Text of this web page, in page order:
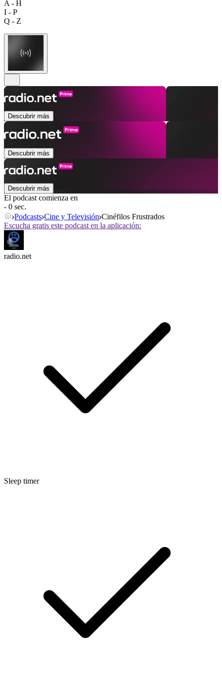
A - H
I - P
Q - Z
Descubrir más
Descubrir más
Descubrir más
El podcast comienza en
- 0 sec.
Podcasts Cine y Televisión Cinéfilos Frustrados
Escucha gratis este podcast en la aplicación:
radio.net
Sleep timer